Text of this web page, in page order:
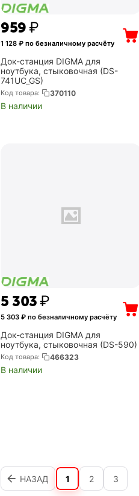
‍959‍₽
1 128 ₽ по безналичному расчёту
Док-станция DIGMA для
ноутбука, стыковочная (DS-
741UC_GS)
Код товара: 370110
В наличии
5 303₽
5 303 ₽ по безналичному расчёту
Док-станция DIGMA для
ноутбука, стыковочная (DS-590)
Код товара: 466323
В наличии
НАЗАД 1 2 3